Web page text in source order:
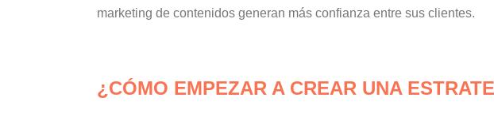
marketing de contenidos generan más confianza entre sus clientes.
¿CÓMO EMPEZAR A CREAR UNA